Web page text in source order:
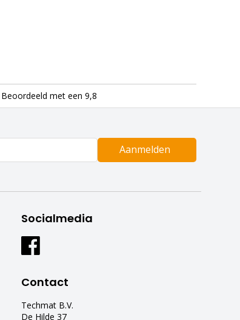
Beoordeeld met een 9,8
Aanmelden
Socialmedia
Contact
Techmat B.V.
De Hilde 37